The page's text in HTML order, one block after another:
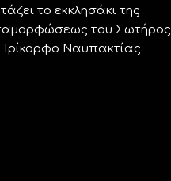
το εκκλησάκι της
του Σωτήρος
Ναυπακτίας